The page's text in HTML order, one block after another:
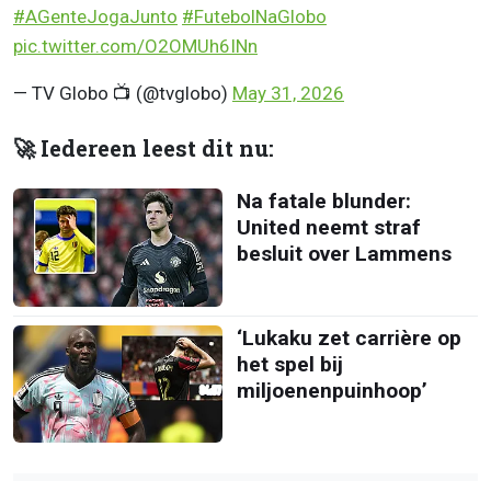
#AGenteJogaJunto #FutebolNaGlobo
pic.twitter.com/O2OMUh6INn
— TV Globo 📺 (@tvglobo) May 31, 2026
🚀 Iedereen leest dit nu:
Na fatale blunder:
United neemt straf
besluit over Lammens
‘Lukaku zet carrière op
het spel bij
miljoenenpuinhoop’